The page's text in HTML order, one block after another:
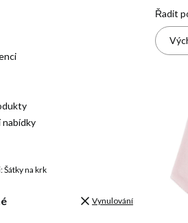
nabídky
Šátky na krk
Vynulování
Řadit